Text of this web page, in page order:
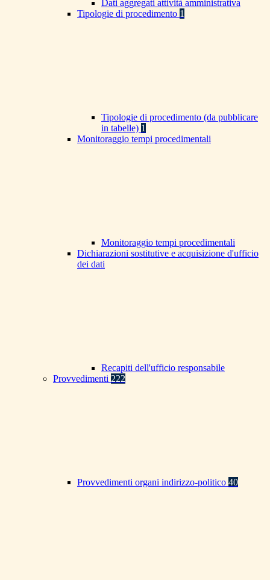
Dati aggregati attività amministrativa
Tipologie di procedimento 1
Tipologie di procedimento (da pubblicare
in tabelle) 1
Monitoraggio tempi procedimentali
Monitoraggio tempi procedimentali
Dichiarazioni sostitutive e acquisizione d'ufficio
dei dati
Recapiti dell'ufficio responsabile
Provvedimenti 222
Provvedimenti organi indirizzo-politico 40